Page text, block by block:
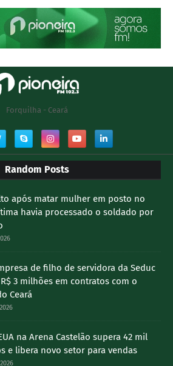
Forquilha - Ceará
Random Posts
após matar mulher em posto no
havia processado o soldado por
de filho de servidora da Seduc
3 milhões em contratos com o
Ceará
na Arena Castelão supera 42 mil
e libera novo setor para vendas